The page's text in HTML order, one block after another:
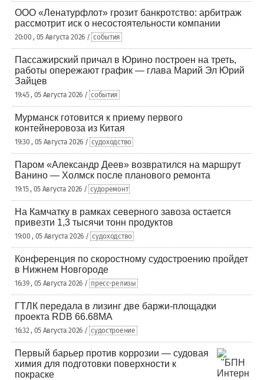
ООО «Ленатурфлот» грозит банкротство: арбитраж
рассмотрит иск о несостоятельности компании
20:00 , 05 Августа 2026 / события
Пассажирский причал в Юрино построен на треть,
работы опережают график — глава Марий Эл Юрий
Зайцев
19:45 , 05 Августа 2026 / события
Мурманск готовится к приему первого
контейнеровоза из Китая
19:30 , 05 Августа 2026 / судоходство
Паром «Александр Деев» возвратился на маршрут
Ванино — Холмск после планового ремонта
19:15 , 05 Августа 2026 / судоремонт
На Камчатку в рамках северного завоза остается
привезти 1,3 тысячи тонн продуктов
19:00 , 05 Августа 2026 / судоходство
Конференция по скоростному судостроению пройдет
в Нижнем Новгороде
16:39 , 05 Августа 2026 / пресс-релизы
ГТЛК передала в лизинг две баржи-площадки
проекта RDB 66.68МА
16:32 , 05 Августа 2026 / судостроение
Первый барьер против коррозии — судовая
химия для подготовки поверхности к
покраске